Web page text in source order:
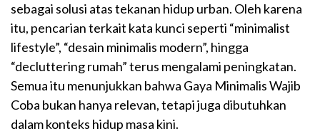
sebagai solusi atas tekanan hidup urban. Oleh karena
itu, pencarian terkait kata kunci seperti “minimalist
lifestyle”, “desain minimalis modern”, hingga
“decluttering rumah” terus mengalami peningkatan.
Semua itu menunjukkan bahwa Gaya Minimalis Wajib
Coba bukan hanya relevan, tetapi juga dibutuhkan
dalam konteks hidup masa kini.